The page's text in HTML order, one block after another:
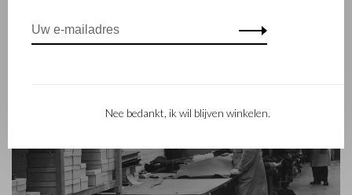
Nee bedankt, ik wil blijven winkelen.